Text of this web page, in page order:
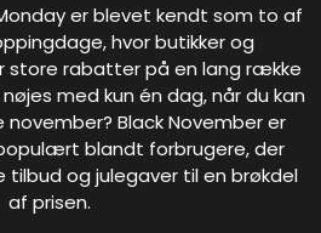
er blevet kendt som to af
hvor butikker og
store rabatter på en lang række
med kun én dag, når du kan
Black November er
blandt forbrugere, der
og julegaver til en brøkdel
af prisen.